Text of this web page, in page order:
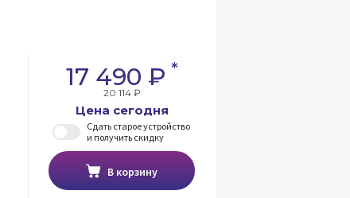
17 490 ₽ *
20 114 ₽
Цена сегодня
Сдать старое устройство
и получить скидку
В корзину